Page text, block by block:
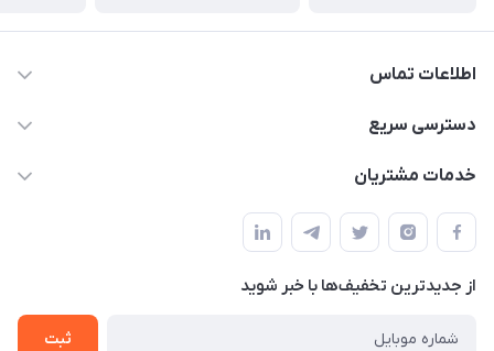
اطلاعات تماس
09165044753
دسترسی سریع
حساب کاربری
لیست محصولات
درباره ما
خدمات مشتریان
قوانین و مقررات
حریم خصوصی
راهنما
از جدید‌ترین تخفیف‌ها با‌ خبر شوید
ثبت